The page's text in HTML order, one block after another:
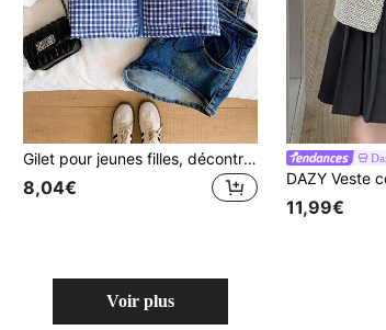
Gilet pour jeunes filles, décontracté et mignon, polyvalent, gilet matelassé à carreaux bleus, gilet bleu pour filles en automne/hiver, gilet à carreaux bleus pour enfants, gilet bleu pour enfants en automne
8,04€
11,99€
Voir plus